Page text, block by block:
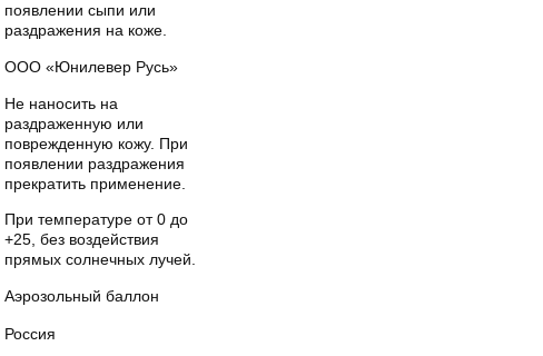
появлении сыпи или
раздражения на коже.
ООО «Юнилевер Русь»
Не наносить на
раздраженную или
поврежденную кожу. При
появлении раздражения
прекратить применение.
При температуре от 0 до
+25, без воздействия
прямых солнечных лучей.
Аэрозольный баллон
Россия